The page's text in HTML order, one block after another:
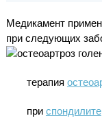
Медикамент
при следующих
терапия
при спондилите